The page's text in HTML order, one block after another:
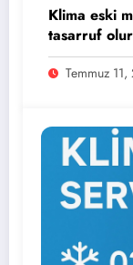
Klima eski
tasarruf
Temmuz